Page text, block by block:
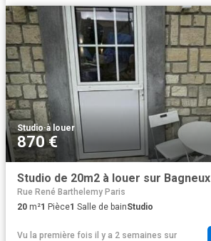
Studio·à louer
870 €
Studio de 20m2 à louer sur Bagneux
Rue René Barthelemy Paris
20 m²1 Pièce1 Salle de bainStudio
Vu la première fois il y a 2 semaines sur